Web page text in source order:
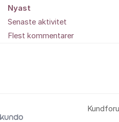
Nyast
Senaste aktivitet
Flest kommentarer